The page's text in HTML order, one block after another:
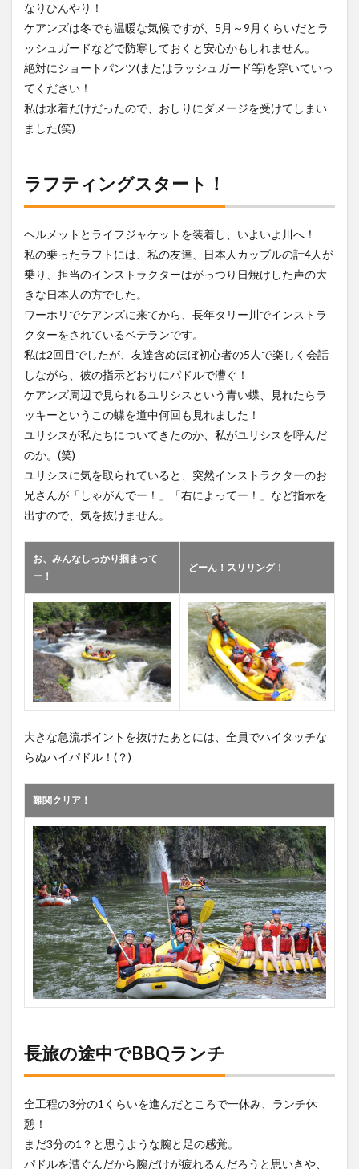
の途
中で
BBQ
ラン
チ
4
しめ
るア
クテ
ティ
5
達成
感と
筋肉
痛の
帰り
道
なりひんやり！
ケアンズは冬でも温暖な気候ですが、5月～9月くらいだとラ
ッシュガードなどで防寒しておくと安心かもしれません。
絶対にショートパンツ(またはラッシュガード等)を穿いていっ
てください！
私は水着だけだったので、おしりにダメージを受けてしまい
ました(笑)
ラフティングスタート！
ヘルメットとライフジャケットを装着し、いよいよ川へ！
私の乗ったラフトには、私の友達、日本人カップルの計4人が
乗り、担当のインストラクターはがっつり日焼けした声の大
きな日本人の方でした。
ワーホリでケアンズに来てから、長年タリー川でインストラ
クターをされているベテランです。
私は2回目でしたが、友達含めほぼ初心者の5人で楽しく会話
しながら、彼の指示どおりにパドルで漕ぐ！
ケアンズ周辺で見られるユリシスという青い蝶、見れたらラ
ッキーというこの蝶を道中何回も見れました！
ユリシスが私たちについてきたのか、私がユリシスを呼んだ
のか。(笑)
ユリシスに気を取られていると、突然インストラクターのお
兄さんが「しゃがんでー！」「右によってー！」など指示を
出すので、気を抜けません。
お、みんなしっかり掴まって
ー！
どーん！スリリング！
大きな急流ポイントを抜けたあとには、全員でハイタッチな
らぬハイパドル！(？)
難関クリア！
長旅の途中でBBQランチ
全工程の3分の1くらいを進んだところで一休み、ランチ休
憩！
まだ3分の1？と思うような腕と足の感覚。
パドルを漕ぐんだから腕だけが疲れるんだろうと思いきや、